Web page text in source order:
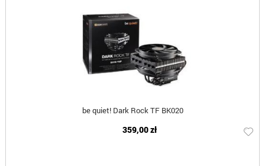
be quiet! Dark Rock TF BK020
359,00 zł